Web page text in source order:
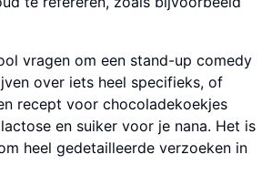
vragen om een stand-up comedy
over iets heel specifieks, of
recept voor chocoladekoekjes
en suiker voor je nana. Het is
heel gedetailleerde verzoeken in